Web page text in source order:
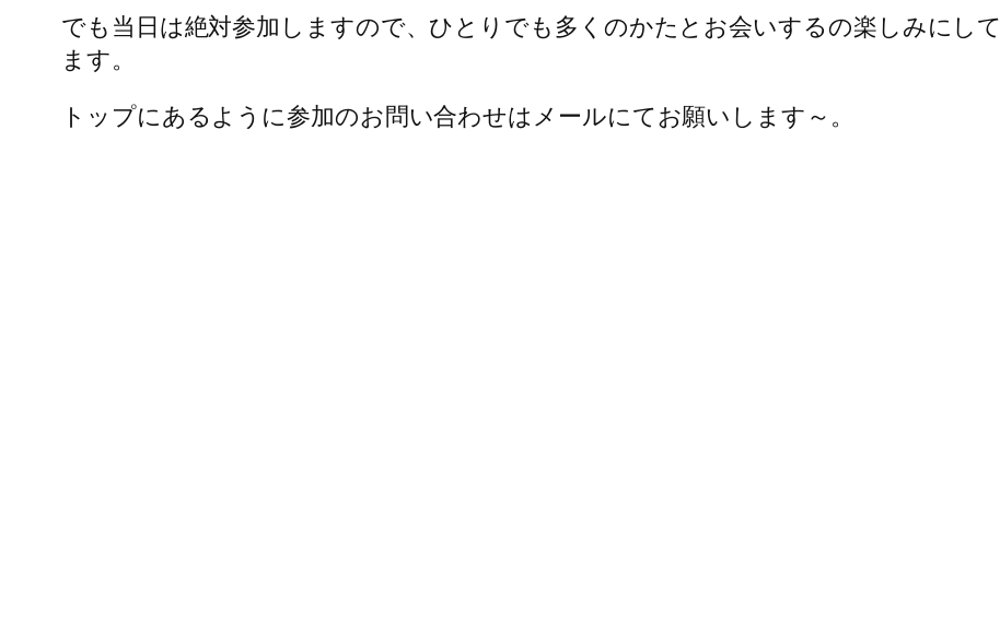
でも当日は絶対参加しますので、ひとりでも多くのかたとお会いするの楽しみにして
ます。
トップにあるように参加のお問い合わせはメールにてお願いします～。